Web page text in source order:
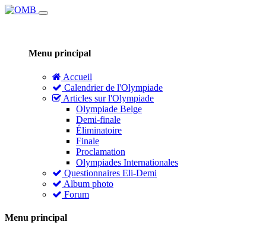
Menu principal
Accueil
Calendrier de l'Olympiade
Articles sur l'Olympiade
Olympiade Belge
Demi-finale
Éliminatoire
Finale
Proclamation
Olympiades Internationales
Questionnaires Eli-Demi
Album photo
Forum
Menu principal